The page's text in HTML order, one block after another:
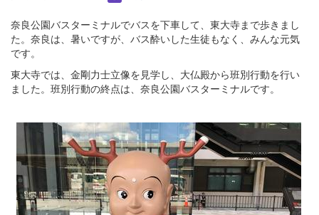
奈良公園バスターミナルでバスを下車して、東大寺まで歩きまし
た。奈良は、暑いですが、バス酔いした生徒もなく、みんな元気
です。
東大寺では、金剛力士立像を見学し、大仏殿から班別行動を行い
ました。班別行動の終点は、奈良公園バスターミナルです。